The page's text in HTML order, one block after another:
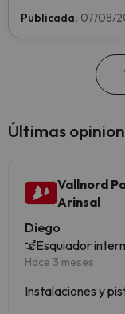
¡Vota ahora y
Publicada: 07/08/
Últimas
Vallnord
Arinsal
Diego
Esquiador
Hace 3 meses
Instalaciones y